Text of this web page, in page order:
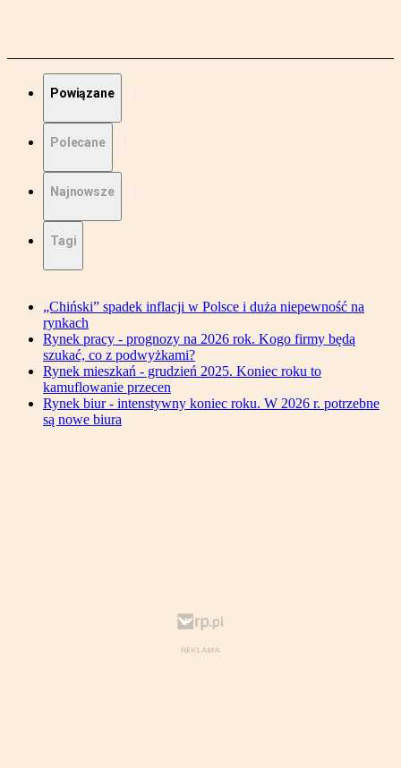
Powiązane
Polecane
Najnowsze
Tagi
„Chiński” spadek inflacji w Polsce i duża niepewność na
rynkach
Rynek pracy - prognozy na 2026 rok. Kogo firmy będą
szukać, co z podwyżkami?
Rynek mieszkań - grudzień 2025. Koniec roku to
kamuflowanie przecen
Rynek biur - intenstywny koniec roku. W 2026 r. potrzebne
są nowe biura